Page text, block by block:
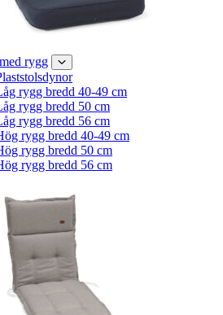
rygg
rygg bredd 40-49 cm
rygg bredd 50 cm
rygg bredd 56 cm
rygg bredd 40-49 cm
rygg bredd 50 cm
rygg bredd 56 cm